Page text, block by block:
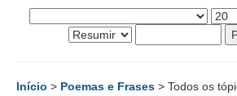
Início > Poemas e Frases > Todos os